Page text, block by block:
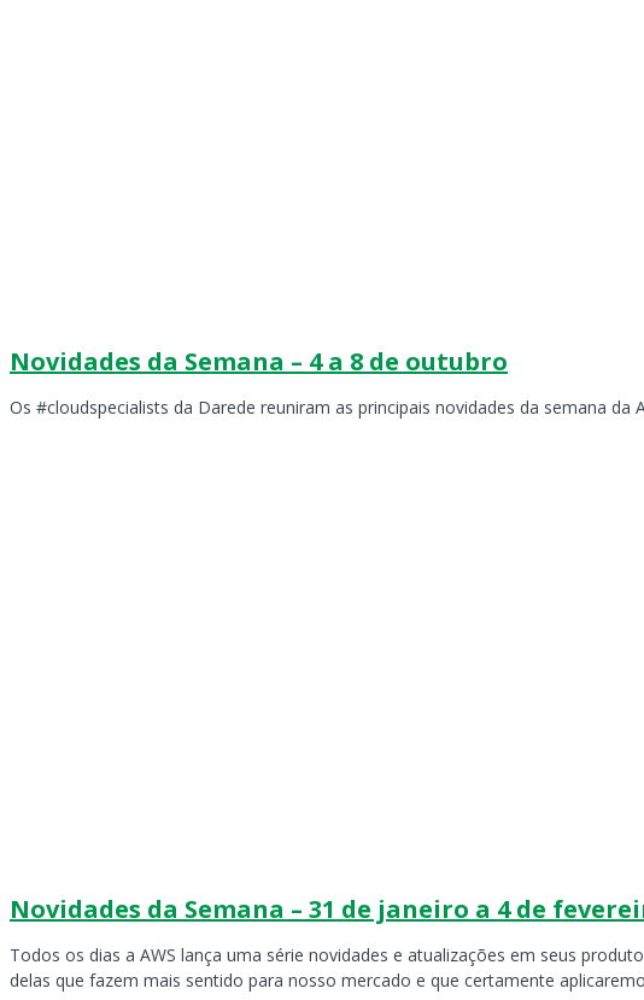
Novidades da Semana – 4 a 8 de outubro
Os #cloudspecialists da Darede reuniram as principais novidades da semana
Novidades da Semana – 31 de janeiro a 4 de
Todos os dias a AWS lança uma série novidades e atualizações em seus
delas que fazem mais sentido para nosso mercado e que certamente